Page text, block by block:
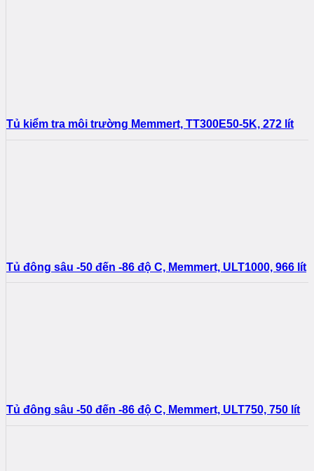
Tủ kiểm tra môi trường Memmert, TT300E50-5K, 272 lít
Tủ đông sâu -50 đến -86 độ C, Memmert, ULT1000, 966 lít
Tủ đông sâu -50 đến -86 độ C, Memmert, ULT750, 750 lít